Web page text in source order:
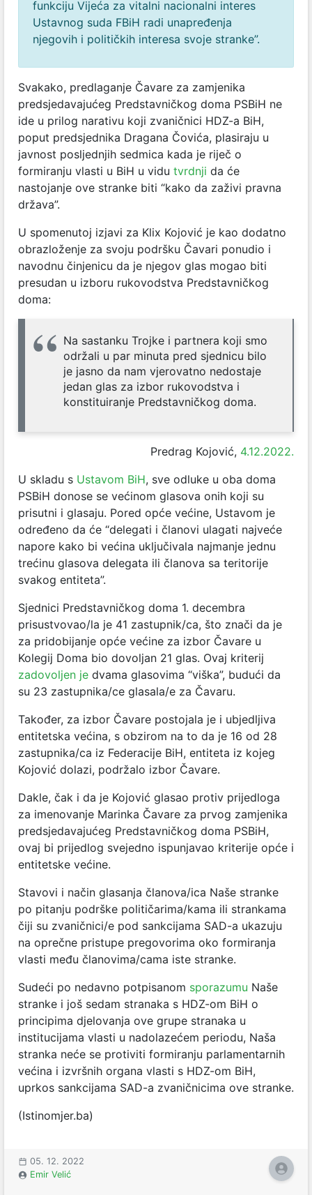
funkciju Vijeća za vitalni nacionalni interes
Ustavnog suda FBiH radi unapređenja
njegovih i političkih interesa svoje stranke”.
Svakako, predlaganje Čavare za zamjenika
predsjedavajućeg Predstavničkog doma PSBiH ne
ide u prilog narativu koji zvaničnici HDZ-a BiH,
poput predsjednika Dragana Čovića, plasiraju u
javnost posljednjih sedmica kada je riječ o
formiranju vlasti u BiH u vidu tvrdnji da će
nastojanje ove stranke biti “kako da zaživi pravna
država”.
U spomenutoj izjavi za Klix Kojović je kao dodatno
obrazloženje za svoju podršku Čavari ponudio i
navodnu činjenicu da je njegov glas mogao biti
presudan u izboru rukovodstva Predstavničkog
doma:
Na sastanku Trojke i partnera koji smo
održali u par minuta pred sjednicu bilo
je jasno da nam vjerovatno nedostaje
jedan glas za izbor rukovodstva i
konstituiranje Predstavničkog doma.
Predrag Kojović, 4.12.2022.
U skladu s Ustavom BiH, sve odluke u oba doma
PSBiH donose se većinom glasova onih koji su
prisutni i glasaju. Pored opće većine, Ustavom je
određeno da će “delegati i članovi ulagati najveće
napore kako bi većina uključivala najmanje jednu
trećinu glasova delegata ili članova sa teritorije
svakog entiteta”.
Sjednici Predstavničkog doma 1. decembra
prisustvovao/la je 41 zastupnik/ca, što znači da je
za pridobijanje opće većine za izbor Čavare u
Kolegij Doma bio dovoljan 21 glas. Ovaj kriterij
zadovoljen je dvama glasovima “viška”, budući da
su 23 zastupnika/ce glasala/e za Čavaru.
Također, za izbor Čavare postojala je i ubjedljiva
entitetska većina, s obzirom na to da je 16 od 28
zastupnika/ca iz Federacije BiH, entiteta iz kojeg
Kojović dolazi, podržalo izbor Čavare.
Dakle, čak i da je Kojović glasao protiv prijedloga
za imenovanje Marinka Čavare za prvog zamjenika
predsjedavajućeg Predstavničkog doma PSBiH,
ovaj bi prijedlog svejedno ispunjavao kriterije opće i
entitetske većine.
Stavovi i način glasanja članova/ica Naše stranke
po pitanju podrške političarima/kama ili strankama
čiji su zvaničnici/e pod sankcijama SAD-a ukazuju
na oprečne pristupe pregovorima oko formiranja
vlasti među članovima/cama iste stranke.
Sudeći po nedavno potpisanom sporazumu Naše
stranke i još sedam stranaka s HDZ-om BiH o
principima djelovanja ove grupe stranaka u
institucijama vlasti u nadolazećem periodu, Naša
stranka neće se protiviti formiranju parlamentarnih
većina i izvršnih organa vlasti s HDZ-om BiH,
uprkos sankcijama SAD-a zvaničnicima ove stranke.
(Istinomjer.ba)
05. 12. 2022
Emir Velić